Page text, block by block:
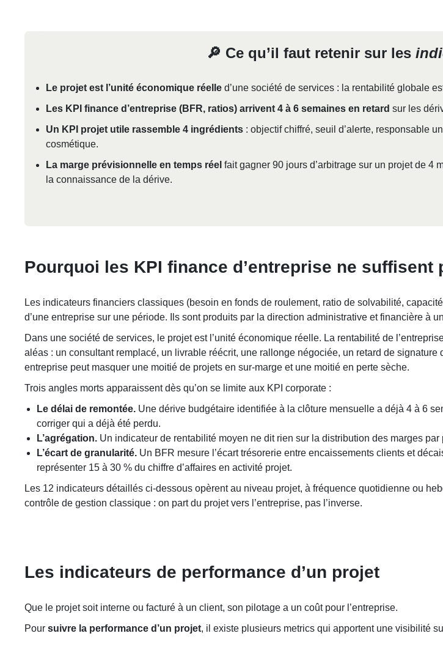
🔎 Ce qu’il faut retenir sur les
Le projet est l’unité économique réelle d’une société de services : la rentabilité globale
Les KPI finance d’entreprise (BFR, ratios) arrivent 4 à 6 semaines en retard sur les
Un KPI projet utile rassemble 4 ingrédients : objectif chiffré, seuil d’alerte, responsable
cosmétique.
La marge prévisionnelle en temps réel fait gagner 90 jours d’arbitrage sur un projet de
la connaissance de la dérive.
Pourquoi les KPI finance d’entreprise ne suffisent
Les indicateurs financiers classiques (besoin en fonds de roulement, ratio de solvabilité,
d’une entreprise sur une période. Ils sont produits par la direction administrative et financière à
Dans une société de services, le projet est l’unité économique réelle. La rentabilité de
aléas : un consultant remplacé, un livrable réécrit, une rallonge négociée, un retard de
entreprise peut masquer une moitié de projets en sur-marge et une moitié en perte sèche.
Trois angles morts apparaissent dès qu’on se limite aux KPI corporate :
Le délai de remontée. Une dérive budgétaire identifiée à la clôture mensuelle a déjà 4 à 6
corriger qui a déjà été perdu.
L’agrégation. Un indicateur de rentabilité moyen ne dit rien sur la distribution des marges
L’écart de granularité. Un BFR mesure l’écart trésorerie entre encaissements clients et
représenter 15 à 30 % du chiffre d’affaires en activité projet.
Les 12 indicateurs détaillés ci-dessous opèrent au niveau projet, à fréquence quotidienne ou
contrôle de gestion classique : on part du projet vers l’entreprise, pas l’inverse.
Les indicateurs de performance d’un projet
Que le projet soit interne ou facturé à un client, son pilotage a un coût pour l’entreprise.
Pour suivre la performance d’un projet, il existe plusieurs metrics qui apportent une visibilité